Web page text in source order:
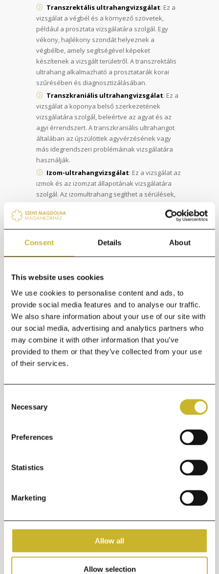
Consent Details About
This website uses cookies
We use cookies to personalise content and ads, to
provide social media features and to analyse our traffic.
We also share information about your use of our site with
our social media, advertising and analytics partners who
may combine it with other information that you’ve
provided to them or that they’ve collected from your use
of their services.
Selection
Necessary
Preferences
Statistics
Marketing
Allow all
Allow selection
Transzrektális ultrahangvizsgálat: Ez a
vizsgálat a végbél és a környező szövetek,
például a prosztata vizsgálatára szolgál. Egy
vékony, hajlékony szondát helyeznek a
végbélbe, amely segítségével képeket
készítenek a vizsgált területről. A transzrektális
ultrahang alkalmazható a prosztatarák korai
szűrésében és diagnosztizálásában.
Transzkraniális ultrahangvizsgálat: Ez a
vizsgálat a koponya belső szerkezetének
vizsgálatára szolgál, beleértve az agyat és az
agyi érrendszert. A transzkraniális ultrahangot
általában az újszülöttek agyvérzésének vagy
más idegrendszeri problémáinak vizsgálatára
használják.
Izom-ultrahangvizsgálat: Ez a vizsgálat az
izmok és az izomzat állapotának vizsgálatára
szolgál. Az izomultrahang segíthet a sérülések,
problémák diagnosztizálásában.
Ultrahangvezérelt szöveti biopszia: Ez a
technika az ultrahang segítségével irányítja a
pontosan célba vezessék a tűt a szöveti minta
vételéhez.
Ez csak néhány példa az ultrahangvizsgálatok
sokféleségéből. Az ultrahangdiagnosztika széles
körű alkalmazásának köszönhetően orvosi
területeken belül folyamatosan fejlesztik és
alkalmazzák a technológiát, amely lehetővé teszi
a pontosabb és hatékonyabb diagnózisok
tapasztalata elengedhetetlen az
végrehajtásához.
Hogyan készüljön fel az